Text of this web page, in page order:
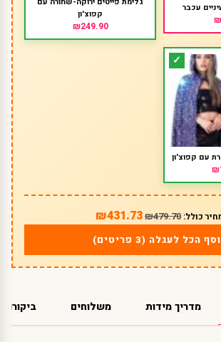
עכבר
קפוצ'ון
₪249.90
עם קפוצ'ון
כולל: ₪479.70
₪431.73
הכל לעגלה (3 פריטים)
מדריך מידות משלוחים ביקורות